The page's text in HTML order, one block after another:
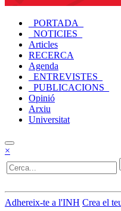
_PORTADA_
_NOTICIES_
Articles
RECERCA
Agenda
_ENTREVISTES_
_PUBLICACIONS_
Opinió
Arxiu
Universitat
×
Adhereix-te a l'INH Crea el